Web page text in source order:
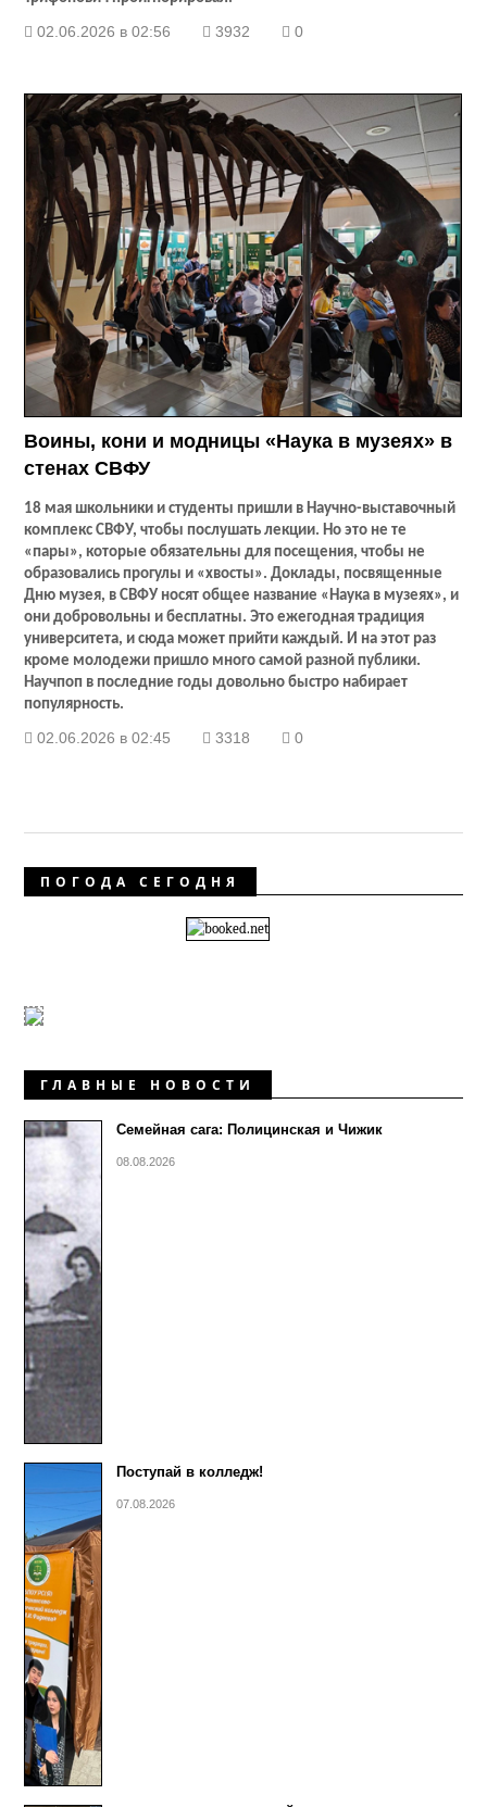
02.06.2026 в 02:56 3932 0
Воины, кони и модницы «Наука в музеях» в
стенах СВФУ
18 мая школьники и студенты пришли в Научно-выставочный
комплекс СВФУ, чтобы послушать лекции. Но это не те
«пары», которые обязательны для посещения, чтобы не
образовались прогулы и «хвосты». Доклады, посвященные
Дню музея, в СВФУ носят общее название «Наука в музеях», и
они добровольны и бесплатны. Это ежегодная традиция
университета, и сюда может прийти каждый. И на этот раз
кроме молодежи пришло много самой разной публики.
Научпоп в последние годы довольно быстро набирает
популярность.
02.06.2026 в 02:45 3318 0
ПОГОДА СЕГОДНЯ
ГЛАВНЫЕ НОВОСТИ
Семейная сага: Полицинская и Чижик
08.08.2026
Поступай в колледж!
07.08.2026